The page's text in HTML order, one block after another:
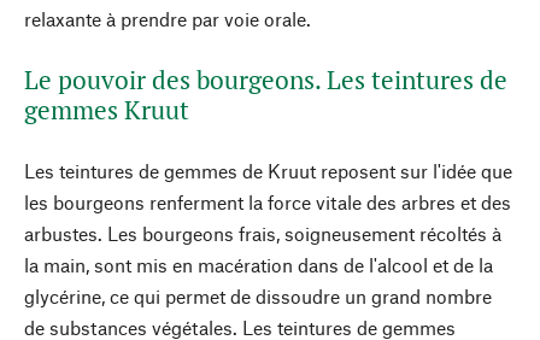
relaxante à prendre par voie orale.
Le pouvoir des bourgeons. Les teintures de
gemmes Kruut
Les teintures de gemmes de Kruut reposent sur l'idée que
les bourgeons renferment la force vitale des arbres et des
arbustes. Les bourgeons frais, soigneusement récoltés à
la main, sont mis en macération dans de l'alcool et de la
glycérine, ce qui permet de dissoudre un grand nombre
de substances végétales. Les teintures de gemmes